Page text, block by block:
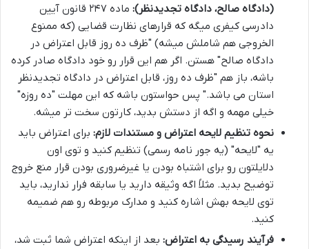
(دادگاه صالح، دادگاه تجدیدنظر):
ماده ۲۴۷ قانون آیین
دادرسی کیفری میگه که قرارهای نظارت قضایی (که ممنوع
الخروجی هم شاملش میشه) "ظرف ده روز قابل اعتراض در
دادگاه صالح" هستن. اگر هم این قرار رو خود دادگاه صادر کرده
باشه، باز هم "ظرف ده روز، قابل اعتراض در دادگاه تجدیدنظر
استان می باشد." پس حواستون باشه که این مهلت "ده روزه"
خیلی مهمه و اگه از دستش بدید، کارتون سخت تر میشه.
نحوه تنظیم لایحه اعتراض و مستندات لازم: برای اعتراض باید
یه "لایحه" (یه جور نامه رسمی) تنظیم کنید و توی اون
دلایلتون رو برای اشتباه بودن یا غیرضروری بودن قرار منع خروج
توضیح بدید. مثلاً اگه وثیقه دارید یا سابقه فرار ندارید، باید
توی لایحه بهش اشاره کنید و مدارک مربوطه رو هم ضمیمه
کنید.
فرآیند رسیدگی به اعتراض: بعد از اینکه اعتراض شما ثبت شد،